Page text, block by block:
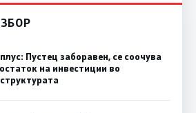
Пустец заборавен, се соочува
на инвестиции во